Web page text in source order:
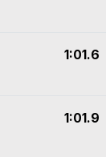
1:01.6
1:01.9